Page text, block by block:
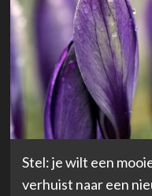
Stel: je wilt een
verhuist naar een